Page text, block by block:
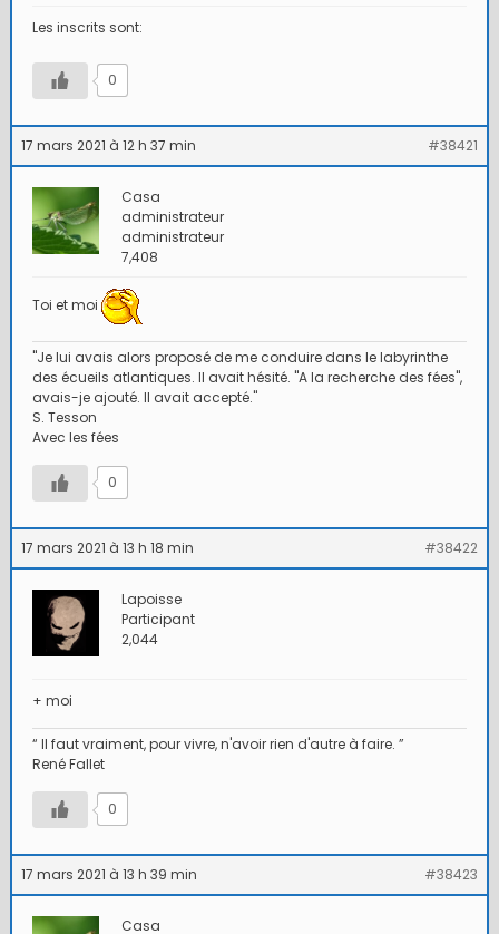
Les inscrits sont:
0
17 mars 2021 à 12 h 37 min #38421
Casa
administrateur
administrateur
7,408
Toi et moi
"Je lui avais alors proposé de me conduire dans le labyrinthe
des écueils atlantiques. Il avait hésité. "A la recherche des fées",
avais-je ajouté. Il avait accepté."
S. Tesson
Avec les fées
0
17 mars 2021 à 13 h 18 min #38422
Lapoisse
Participant
2,044
+ moi
“ Il faut vraiment, pour vivre, n'avoir rien d'autre à faire. ”
René Fallet
0
17 mars 2021 à 13 h 39 min #38423
Casa